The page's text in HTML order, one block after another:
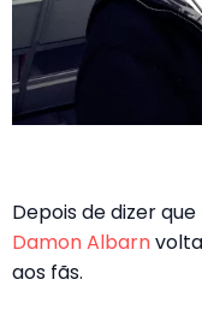
Depois de dizer
Damon Albarn
aos fãs.